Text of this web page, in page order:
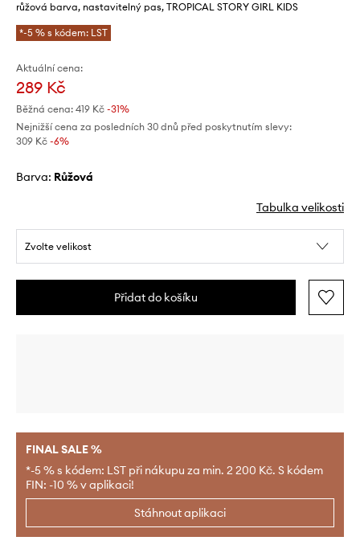
růžová barva, nastavitelný pas, TROPICAL STORY GIRL KIDS
*-5 % s kódem: LST
Aktuální cena:
289 Kč
Běžná cena: 419 Kč -31%
Nejnižší cena za posledních 30 dnů před poskytnutím slevy:
309 Kč -6%
Barva: růžová
Tabulka velikosti
Zvolte velikost
Přidat do košíku
FINAL SALE %
*-5 % s kódem: LST při nákupu za min. 2 200 Kč. S kódem
FIN: -10 % v aplikaci!
Stáhnout aplikaci